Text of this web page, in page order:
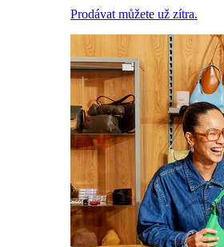
Prodávat můžete už zítra.